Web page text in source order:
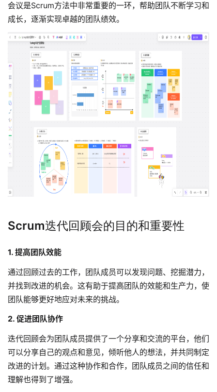
AI生成思维导图
AI生成用户旅程图
AI生成鱼骨图
AI生成甘特图
AI生成组织结构图
战略与流程设计
AI生成PEST分析
AI生成5Why分析
AI生成平衡计分卡
AI生成时间管理四象限
AI生成胜任力模型
AI生成价值链
数据分析与策略
AI生成Smart分析
AI生成4P营销理论模型
AI生成竞品分析
AI生成安索夫矩阵
AI生成Grow模型
AI生成AARRR模型
AI生成图片
AI生成简历
会议是Scrum方法中非常重要的一环，帮助团队不断学习和
成长，逐渐实现卓越的团队绩效。
Scrum迭代回顾会的目的和重要性
1. 提高团队效能
通过回顾过去的工作，团队成员可以发现问题、挖掘潜力，
并找到改进的机会。这有助于提高团队的效能和生产力，使
团队能够更好地应对未来的挑战。
2. 促进团队协作
迭代回顾会为团队成员提供了一个分享和交流的平台，他们
可以分享自己的观点和意见，倾听他人的想法，并共同制定
改进的计划。通过这种协作和合作，团队成员之间的信任和
理解也得到了增强。